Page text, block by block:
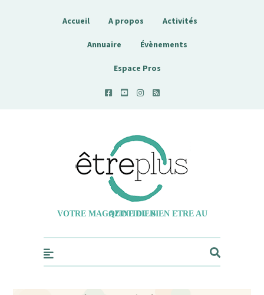
Accueil A propos Activités
Annuaire Évènements
Espace Pros
Etreplus
VOTRE MAGAZINE DU BIEN ETRE AU QUOTIDIEN